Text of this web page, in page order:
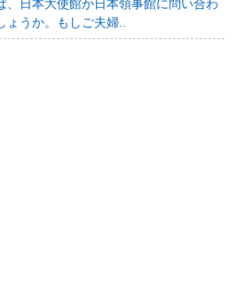
、日本大使館か日本領事館に問い合わ
ょうか。もしご夫婦..